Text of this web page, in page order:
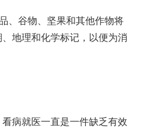
、谷物、坚果和其他作物将
地理和化学标记，以便为消
病就医一直是一件缺乏有效